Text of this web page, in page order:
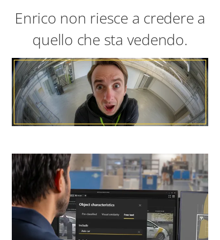
Enrico non riesce a credere a
quello che sta vedendo.